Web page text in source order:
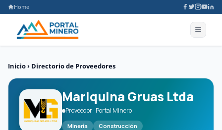
Home
Inicio› Directorio de Proveedores
Mariquina Gruas Ltda
Proveedor · Portal Minero
Minería Construcción